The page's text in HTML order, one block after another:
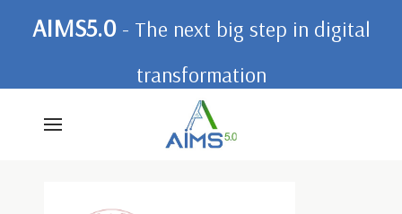
AIMS5.0 - The next big step in digital
transformation